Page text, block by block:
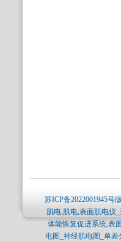
苏ICP备2022001945号
肌电,肌电,表面肌电仪
体能恢复促进系统,表
电图_神经肌电图_单差